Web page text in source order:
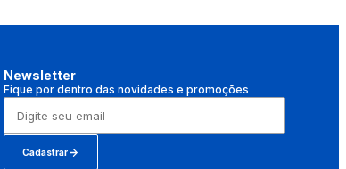
Newsletter
Fique por dentro das novidades e promoções
Cadastrar